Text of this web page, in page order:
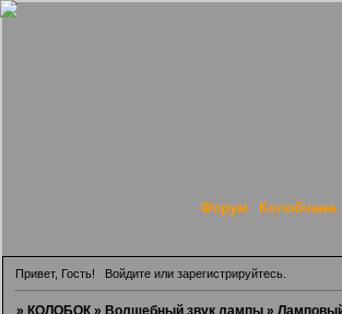
Форум Колобчане
Привет, Гость! Войдитеили зарегистрируйтесь.
»КОЛОБОК »Волшебный звук лампы »